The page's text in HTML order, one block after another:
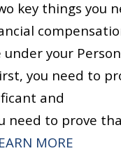
key things you
your
you need to
and
need to prove
MORE “7